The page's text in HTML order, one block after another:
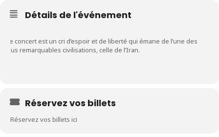
Détails de l'événement
Ce concert est un cri d’espoir et de liberté qui émane de l’une des
plus remarquables civilisations, celle de l’Iran.
Réservez vos billets
Réservez vos billets ici